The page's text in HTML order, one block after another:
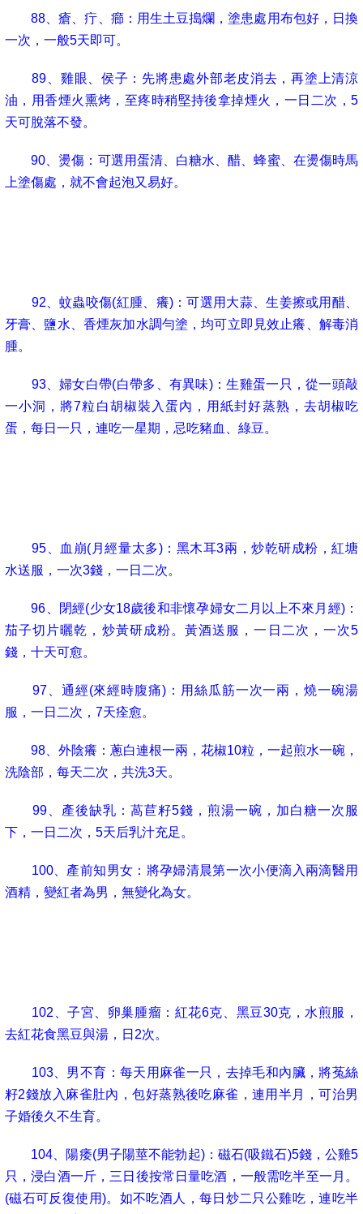
88 、瘡、疔、癤：用生土豆搗爛，塗患處用布包好，日換
一次，一般5天即可。
89 、雞眼、侯子：先將患處外部老皮消去，再塗上清涼
油，用香煙火熏烤，至疼時稍堅持後拿掉煙火，一日二次， 5
天可脫落不發。
90 、燙傷：可選用蛋清、白糖水、醋、蜂蜜、在燙傷時馬
上塗傷處，就不會起泡又易好。
92 、蚊蟲咬傷(紅腫、癢)：可選用大蒜、生姜擦或用醋、
牙膏、鹽水、香煙灰加水調勻塗，均可立即見效止癢、解毒消
腫。
93、婦女白帶(白帶多、有異味)：生雞蛋一只，從一頭敲
一小洞，將7粒白胡椒裝入蛋內，用紙封好蒸熟，去胡椒吃
蛋，每日一只，連吃一星期，忌吃豬血、綠豆。
95 、血崩( 月經量太多)：黑木耳3兩，炒乾研成粉，紅塘
水送服，一次3錢，一日二次。
96 、閉經(少女18歲後和非懷孕婦女二月以上不來月經)：
茄子切片曬乾，炒黃研成粉。黃酒送服，一日二次，一次5
錢，十天可愈。
97、通經(來經時腹痛) ：用絲瓜筋一次一兩，燒一碗湯
服，一日二次， 7天痊愈。
98 、外陰癢：蔥白連根一兩，花椒10粒，一起煎水一碗，
洗陰部，每天二次，共洗3天。
99 、產後缺乳：萵苣籽5錢，煎湯一碗，加白糖一次服
下，一日二次， 5天后乳汁充足。
100、產前知男女：將孕婦清晨第一次小便滴入兩滴醫用
酒精，變紅者為男，無變化為女。
102 、子宮、卵巢腫瘤：紅花6克、黑豆30克，水煎服，
去紅花食黑豆與湯，日 2次。
103、男不育：每天用麻雀一只，去掉毛和內臟，將菟絲
籽2錢放入麻雀肚內，包好蒸熟後吃麻雀，連用半月，可治男
子婚後久不生育。
104 、陽痿(男子陽莖不能勃起)：磁石(吸鐵石)5錢，公雞5
只，浸白酒一斤，三日後按常日量吃酒，一般需吃半至一月。
(磁石可反復使用)。如不吃酒人，每日炒二只公雞吃，連吃半